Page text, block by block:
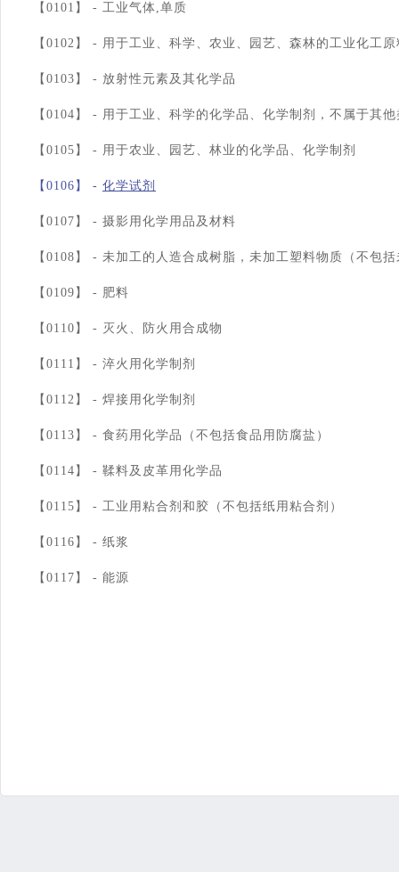
【0101】 - 工业气体,单质
【0102】 - 用于工业、科学、农业、园艺、森林的工业化工原
【0103】 - 放射性元素及其化学品
【0104】 - 用于工业、科学的化学品、化学制剂，不属于其
【0105】 - 用于农业、园艺、林业的化学品、化学制剂
【0106】 - 化学试剂
【0107】 - 摄影用化学用品及材料
【0108】 - 未加工的人造合成树脂，未加工塑料物质（不包
【0109】 - 肥料
【0110】 - 灭火、防火用合成物
【0111】 - 淬火用化学制剂
【0112】 - 焊接用化学制剂
【0113】 - 食药用化学品（不包括食品用防腐盐）
【0114】 - 鞣料及皮革用化学品
【0115】 - 工业用粘合剂和胶（不包括纸用粘合剂）
【0116】 - 纸浆
【0117】 - 能源